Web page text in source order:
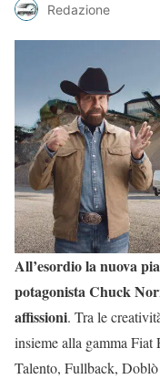
Redazione
All’esordio la nuova
potagonista Chuck
affissioni. Tra le
insieme alla gamma
Talento, Fullback,